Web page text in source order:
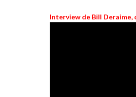
Interview de Bill Deraime,